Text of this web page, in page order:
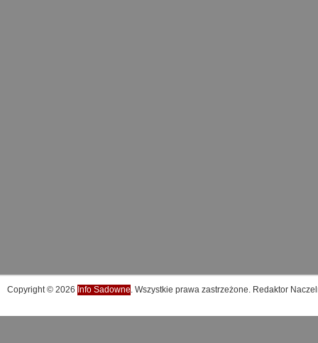
Copyright © 2026 Info Sadowne. Wszystkie prawa zastrzeżone. Redaktor